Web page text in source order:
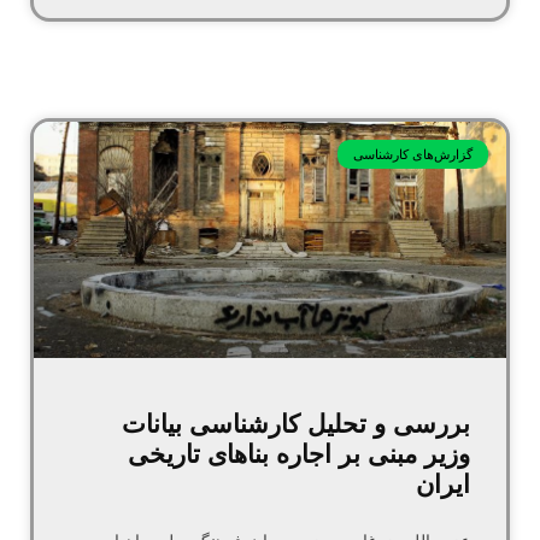
گزارش‌های کارشناسی
بررسی و تحلیل کارشناسی بیانات
وزیر مبنی بر اجاره بنا‌های تاریخی
ایران